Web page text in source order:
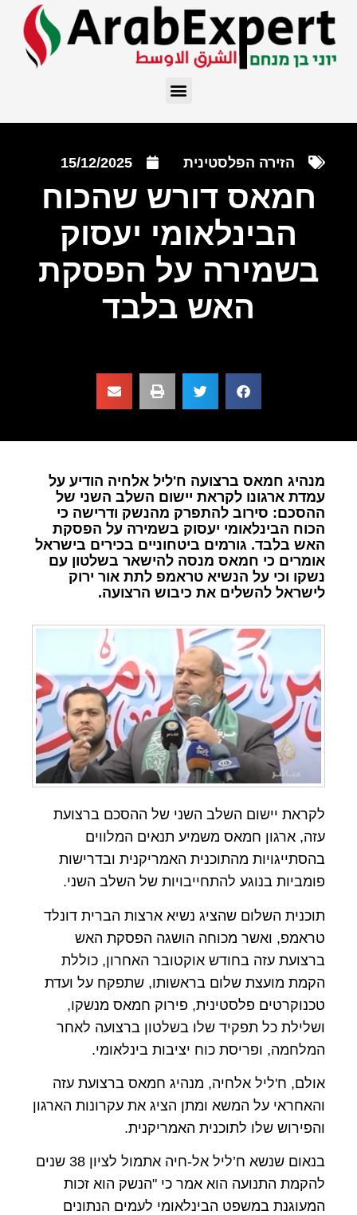
הזירה הפלסטינית 15/12/2025
חמאס דורש שהכוח
הבינלאומי יעסוק
בשמירה על הפסקת
האש בלבד
מנהיג חמאס ברצועה ח'ליל אלחיה הודיע על
עמדת ארגונו לקראת יישום השלב השני של
ההסכם: סירוב להתפרק מהנשק ודרישה כי
הכוח הבינלאומי יעסוק בשמירה על הפסקת
האש בלבד. גורמים ביטחוניים בכירים בישראל
אומרים כי חמאס מנסה להישאר בשלטון עם
נשקו וכי על הנשיא טראמפ לתת אור ירוק
לישראל להשלים את כיבוש הרצועה.
לקראת יישום השלב השני של ההסכם ברצועת
עזה, ארגון חמאס משמיע תנאים המלווים
בהסתייגויות מהתוכנית האמריקנית ובדרישות
פומביות בנוגע להתחייבויות של השלב השני.
תוכנית השלום שהציג נשיא ארצות הברית דונלד
טראמפ, ואשר מכוחה הושגה הפסקת האש
ברצועת עזה בחודש אוקטובר האחרון, כוללת
הקמת מועצת שלום בראשותו, שתפקח על ועדת
טכנוקרטים פלסטינית, פירוק חמאס מנשקו,
ושלילת כל תפקיד שלו בשלטון ברצועה לאחר
המלחמה, ופריסת כוח יציבות בינלאומי.
אולם, ח'ליל אלחיה, מנהיג חמאס ברצועת עזה
והאחראי על המשא ומתן הציג את עקרונות הארגון
והפירוש שלו לתוכנית האמריקנית.
בנאום שנשא ח’ליל אל-חיה אתמול לציון 38 שנים
להקמת התנועה הוא אמר כי "הנשק הוא זכות
המעוגנת במשפט הבינלאומי לעמים הנתונים